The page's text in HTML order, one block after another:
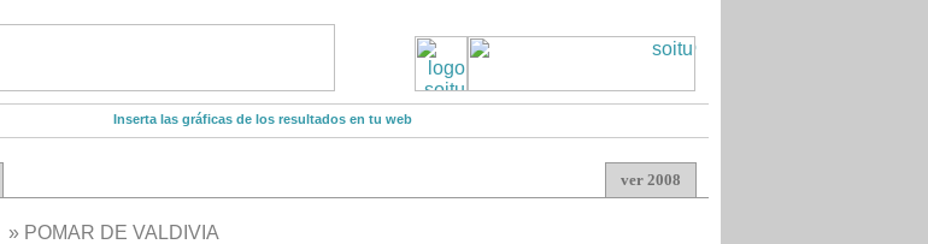
Inserta las gráficas de los resultados en tu web
ver 2008
» POMAR DE VALDIVIA